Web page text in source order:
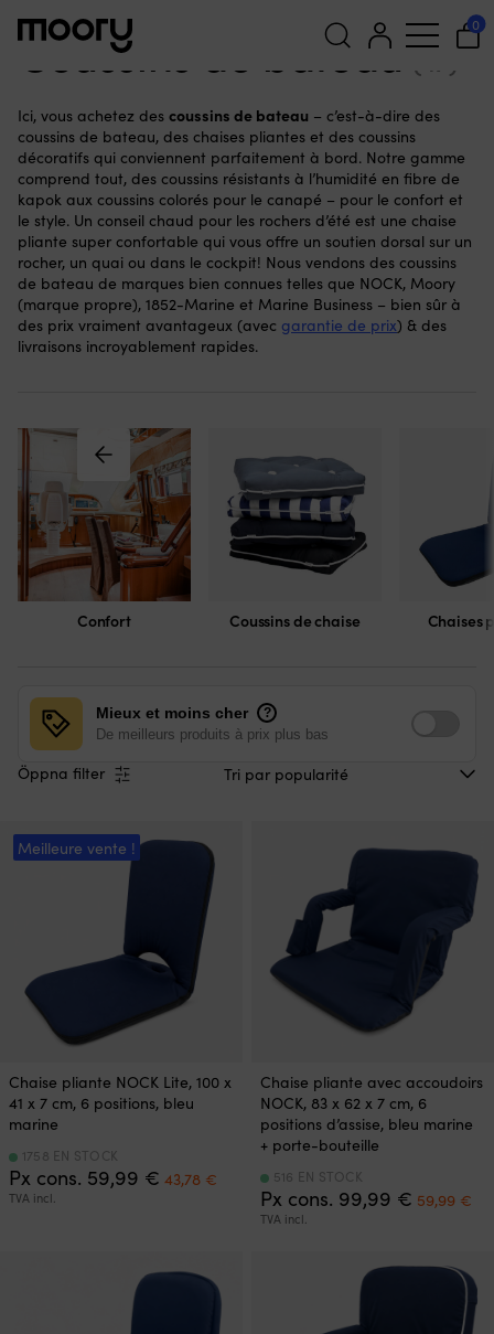
pour :
0
Coussins de bateau (47)
Ici, vous achetez des coussins de bateau – c’est-à-dire des
coussins de bateau, des chaises pliantes et des coussins
décoratifs qui conviennent parfaitement à bord. Notre gamme
comprend tout, des coussins résistants à l’humidité en fibre de
kapok aux coussins colorés pour le canapé – pour le confort et
le style. Un conseil chaud pour les rochers d’été est une chaise
pliante super confortable qui vous offre un soutien dorsal sur un
rocher, un quai ou dans le cockpit! Nous vendons des coussins
de bateau de marques bien connues telles que NOCK, Moory
(marque propre), 1852-Marine et Marine Business – bien sûr à
des prix vraiment avantageux (avec garantie de prix) & des
livraisons incroyablement rapides.
Confort Coussins de chaise Chaises
Öppna filter
Mieux et moins cher ?
De meilleurs produits à prix plus bas
Meilleure vente !
Chaise pliante NOCK Lite, 100 x
41 x 7 cm, 6 positions, bleu
marine
Px cons. 59,99 € Le
prix
43,78 €
actuel
TVA incl.
1758 EN STOCK
Chaise pliante avec accoudoirs
NOCK, 83 x 62 x 7 cm, 6
positions d’assise, bleu marine
+ porte-bouteille
Px cons. 99,99 € Le
prix
99,99 €.
59,99 €Le
TVA incl.
516 EN STOCK